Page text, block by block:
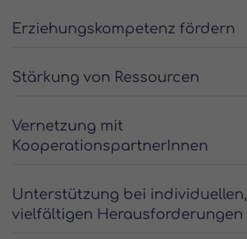
Erziehungskompetenz fördern
Stärkung von Ressourcen
Vernetzung mit
KooperationspartnerInnen
Unterstützung bei individuellen,
vielfältigen Herausforderungen